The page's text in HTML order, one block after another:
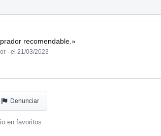
VENDO AQUI:
usuarios/logan3/anuncios
usuarios/logan3/anuncios
recomendable.»
· el 21/03/2023
Denunciar
en favoritos